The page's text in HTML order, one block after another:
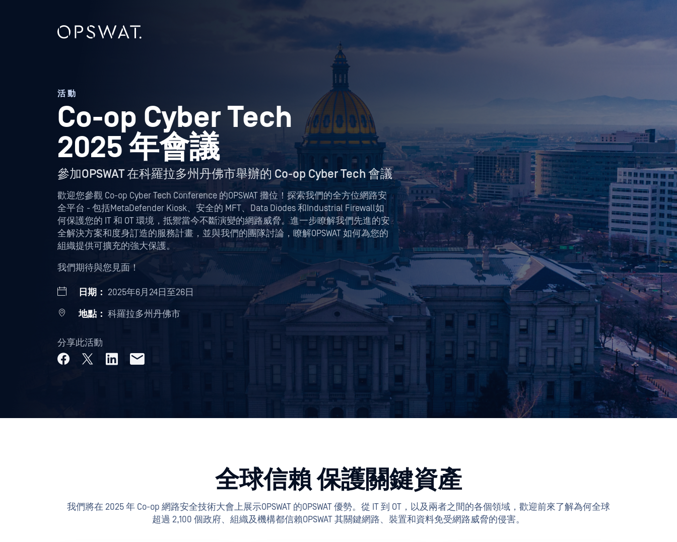
活動
Co-op Cyber Tech
2025 年會議
參加OPSWAT 在科羅拉多州丹佛市舉辦的 Co-op Cyber Tech 會議
歡迎您參觀 Co-op Cyber Tech Conference 的OPSWAT 攤位！探索我們的全方位網路安
全平台 - 包括MetaDefender Kiosk、安全的 MFT、Data Diodes 和Industrial Firewall如
何保護您的 IT 和 OT 環境，抵禦當今不斷演變的網路威脅。進一步瞭解我們先進的安
全解決方案和度身訂造的服務計畫，並與我們的團隊討論，瞭解OPSWAT 如何為您的
組織提供可擴充的強大保護。
我們期待與您見面！
日期： 2025年6月24日至26日
地點： 科羅拉多州丹佛市
分享此活動
全球信賴 保護關鍵資產
我們將在 2025 年 Co-op 網路安全技術大會上展示OPSWAT 的OPSWAT 優勢。從 IT 到 OT，以及兩者之間的各個領域，歡迎前來了解為何全球
超過 2,100 個政府、組織及機構都信賴OPSWAT 其關鍵網路、裝置和資料免受網路威脅的侵害。